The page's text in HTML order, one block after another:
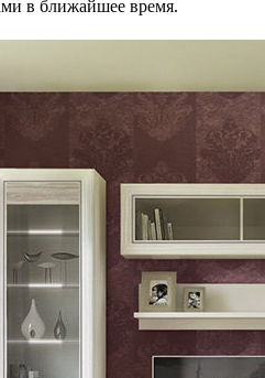
в ближайшее время.